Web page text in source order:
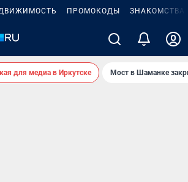
ПРОМОКОДЫ ЗНАКОМСТВА
для медиа в Иркутске Мост в Шаманке